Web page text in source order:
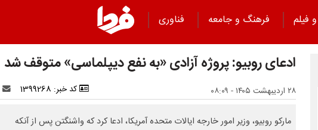
فیلم فرهنگ و جامعه
فناوری
ادعای روبیو: پروژه آزادی «به نفع دیپلماسی» متوقف شد
۲۸ اردیبهشت ۱۴۰۵ - ۰۸:۰۹ کد خبر: 1399268
مارکو روبیو، وزیر امور خارجه ایالات متحده آمریکا، ادعا کرد که واشنگتن پس از آنکه